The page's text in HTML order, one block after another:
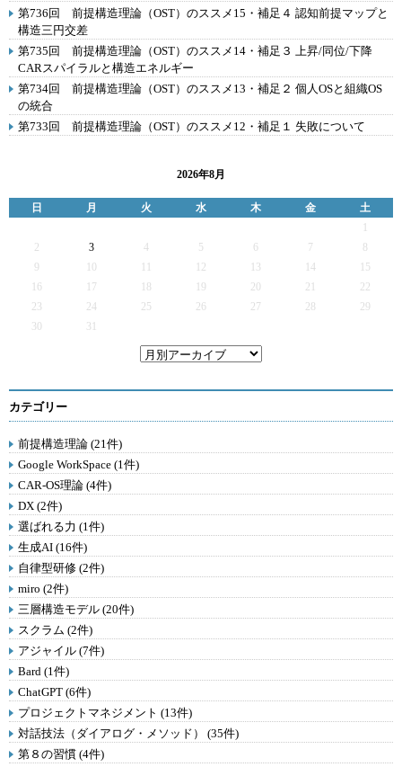
第736回 前提構造理論（OST）のススメ15・補足４ 認知前提マップと
構造三円交差
第735回 前提構造理論（OST）のススメ14・補足３ 上昇/同位/下降
CARスパイラルと構造エネルギー
第734回 前提構造理論（OST）のススメ13・補足２ 個人OSと組織OS
の統合
第733回 前提構造理論（OST）のススメ12・補足１ 失敗について
2026年8月
日 月 火 水 木 金
土
2
3 4 5 6 7
9
12 13 14
15
16
17 19 20 21
22
23
24 25 26 27 28
29
30
31
カテゴリー
前提構造理論 (21件)
Google WorkSpace (1件)
CAR-OS理論 (4件)
DX (2件)
選ばれる力 (1件)
生成AI (16件)
自律型研修 (2件)
miro (2件)
三層構造モデル (20件)
スクラム (2件)
アジャイル (7件)
Bard (1件)
ChatGPT (6件)
プロジェクトマネジメント (13件)
対話技法（ダイアログ・メソッド） (35件)
第８の習慣 (4件)